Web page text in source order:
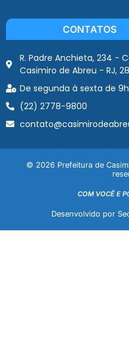
CONTATOS
R. Padre Anchieta, 234 -
Casimiro de Abreu - RJ,
De segunda à sexta de 9h
(22) 2778-9800
© 2026 Prefeitura de
COM VOCÊ E
Desenvolvido por